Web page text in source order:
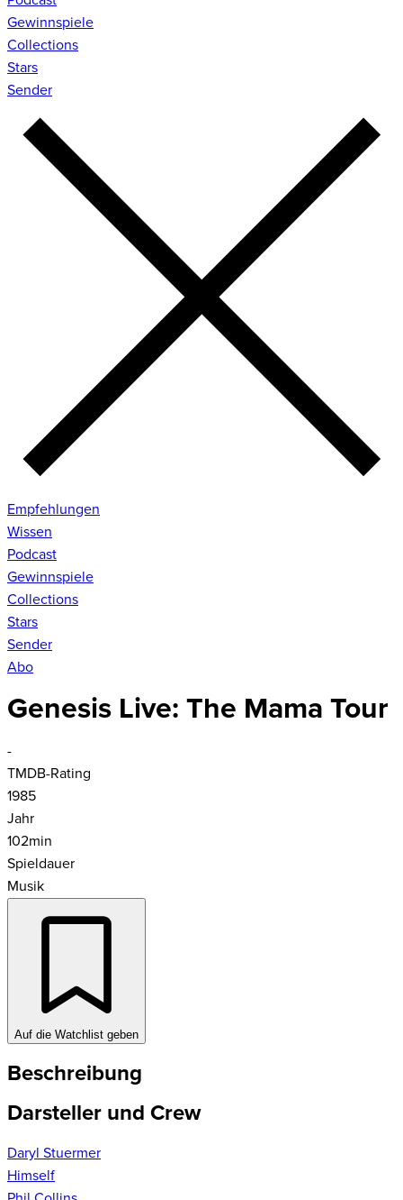
Gewinnspiele
Collections
Stars
Sender
Empfehlungen
Wissen
Podcast
Gewinnspiele
Collections
Stars
Sender
Abo
Genesis Live: The Mama Tour
-
TMDB-Rating
1985
Jahr
102min
Spieldauer
Musik
Auf die Watchlist geben
Beschreibung
Darsteller und Crew
Daryl Stuermer
Himself